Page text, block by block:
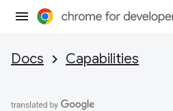
Docs Capabilities